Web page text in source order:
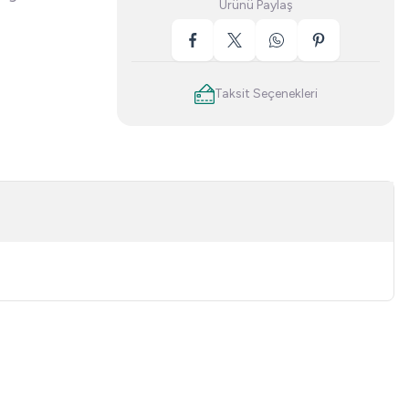
Ürünü Paylaş
Taksit Seçenekleri